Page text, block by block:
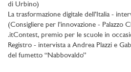
di Urbino)
La trasformazione digitale dell’Italia -
(Consigliere per l’innovazione - Palazzo
.itContest, premio per le scuole in
Registro - intervista a Andrea Plazzi e
del fumetto “Nabbovaldo”